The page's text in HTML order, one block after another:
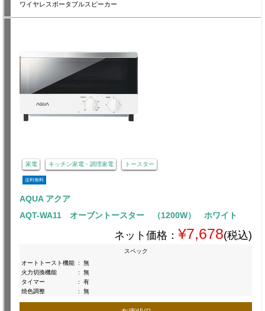
ワイヤレスポータブルスピーカー
家電 キッチン家電・調理家電 トースター
送料無料
AQUA アクア
AQT-WA11 オーブントースター （1200W） ホワイト
ネット価格： ¥7,678(税込)
スペック
オートトースト機能 :
無
火力切換機能
:
無
タイマー
:
有
焼色調整
: 無